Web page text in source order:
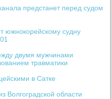
предстанет перед судом
южнокорейскому судну
двумя мужчинами
травматики
в Сатке
Волгоградской области